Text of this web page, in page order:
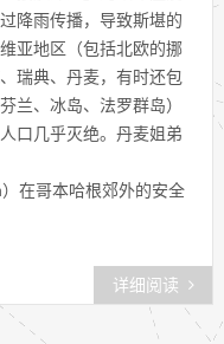
降雨传播，导致斯堪的
亚地区（包括北欧的挪
瑞典、丹麦，有时还包
兰、冰岛、法罗群岛）
口几乎灭绝。丹麦姐弟
在哥本哈根郊外的安全
详细阅读